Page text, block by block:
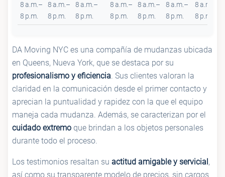
8 a.m.–
8 p.m.
8 a.m.–
8 p.m.
8 a.m.–
8 p.m.
8 a.m.–
8 p.m.
8 a.m.–
8 p.m.
8 a.m.–
8 p.m.
8 a.m.–
8 p.m.
DA Moving NYC es una compañía de mudanzas ubicada
en Queens, Nueva York, que se destaca por su
profesionalismo y eficiencia. Sus clientes valoran la
claridad en la comunicación desde el primer contacto y
aprecian la puntualidad y rapidez con la que el equipo
maneja cada mudanza. Además, se caracterizan por el
cuidado extremo que brindan a los objetos personales
durante todo el proceso.
Los testimonios resaltan su actitud amigable y servicial ,
así como su transparente modelo de precios, sin cargos